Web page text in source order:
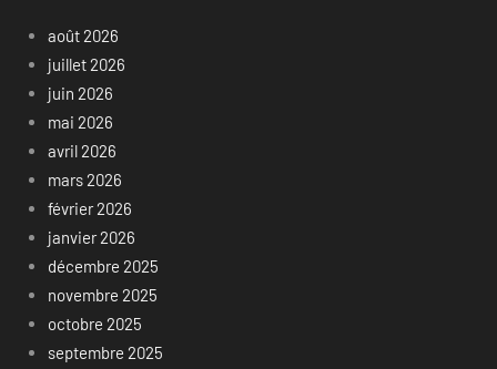
août 2026
juillet 2026
juin 2026
mai 2026
avril 2026
mars 2026
février 2026
janvier 2026
décembre 2025
novembre 2025
octobre 2025
septembre 2025